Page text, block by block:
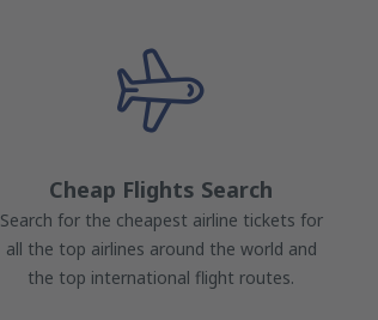
Cheap Flights Search
Search for the cheapest airline tickets for
all the top airlines around the world and
the top international flight routes.